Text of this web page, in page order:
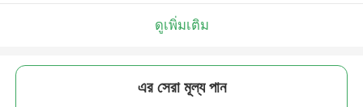
เราจะโทรกลับหาคุณเร็ว ๆ นี้!
ดูเพิ่มเติม
এর সেরা মূল্য পান